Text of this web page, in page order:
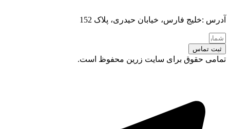
آدرس :خلیج فارس، خیابان حیدری، پلاک 152
ثبت تماس
تمامی حقوق برای سایت زرین محفوظ است.